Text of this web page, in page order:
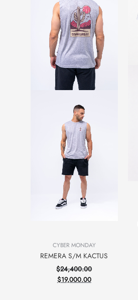
CYBER MONDAY
REMERA S/M KACTUS
$24,400.00
$19,000.00